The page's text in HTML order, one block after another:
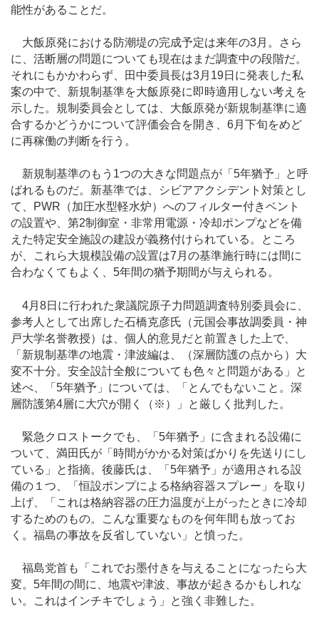
能性があることだ。
大飯原発における防潮堤の完成予定は来年の3月。さら
に、活断層の問題についても現在はまだ調査中の段階だ。
それにもかかわらず、田中委員長は3月19日に発表した私
案の中で、新規制基準を大飯原発に即時適用しない考えを
示した。規制委員会としては、大飯原発が新規制基準に適
合するかどうかについて評価会合を開き、6月下旬をめど
に再稼働の判断を行う。
新規制基準のもう1つの大きな問題点が「5年猶予」と呼
ばれるものだ。新基準では、シビアアクシデント対策とし
て、PWR（加圧水型軽水炉）へのフィルター付きベント
の設置や、第2制御室・非常用電源・冷却ポンプなどを備
えた特定安全施設の建設が義務付けられている。ところ
が、これら大規模設備の設置は7月の基準施行時には間に
合わなくてもよく、5年間の猶予期間が与えられる。
4月8日に行われた衆議院原子力問題調査特別委員会に、
参考人として出席した石橋克彦氏（元国会事故調委員・神
戸大学名誉教授）は、個人的意見だと前置きした上で、
「新規制基準の地震・津波編は、（深層防護の点から）大
変不十分。安全設計全般についても色々と問題がある」と
述べ、「5年猶予」については、「とんでもないこと。深
層防護第4層に大穴が開く（※）」と厳しく批判した。
緊急クロストークでも、「5年猶予」に含まれる設備に
ついて、満田氏が「時間がかかる対策ばかりを先送りにし
ている」と指摘。後藤氏は、「5年猶予」が適用される設
備の１つ、「恒設ポンプによる格納容器スプレー」を取り
上げ、「これは格納容器の圧力温度が上がったときに冷却
するためのもの。こんな重要なものを何年間も放ってお
く。福島の事故を反省していない」と憤った。
福島党首も「これでお墨付きを与えることになったら大
変。5年間の間に、地震や津波、事故が起きるかもしれな
い。これはインチキでしょう」と強く非難した。